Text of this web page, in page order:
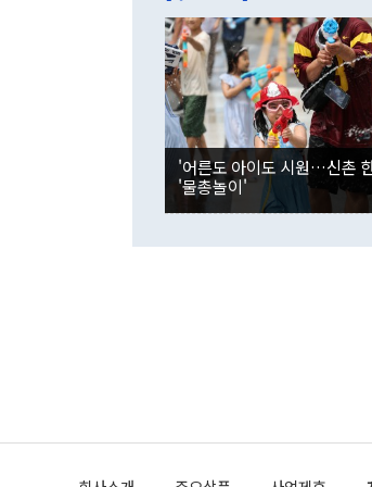
'어른도 아이도 시원…신촌
'물총놀이'